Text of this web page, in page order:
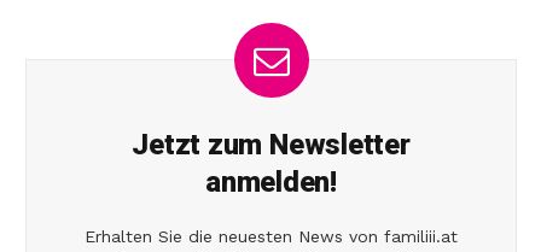
Jetzt zum Newsletter
anmelden!
Erhalten Sie die neuesten News von familiii.at